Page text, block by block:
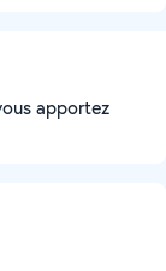
apportez